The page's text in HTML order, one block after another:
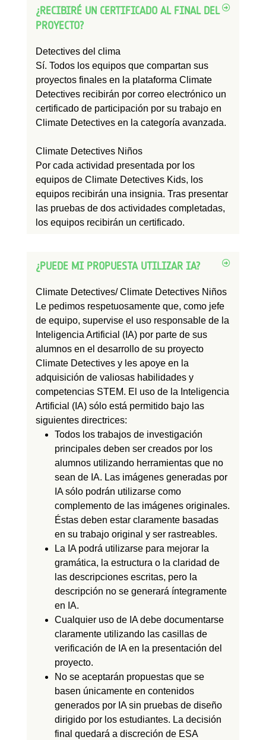
¿RECIBIRÉ UN CERTIFICADO AL FINAL DEL
PROYECTO?
Detectives del clima
Sí. Todos los equipos que compartan sus
proyectos finales en la plataforma Climate
Detectives recibirán por correo electrónico un
certificado de participación por su trabajo en
Climate Detectives en la categoría avanzada.
Climate Detectives Niños
Por cada actividad presentada por los
equipos de Climate Detectives Kids, los
equipos recibirán una insignia. Tras presentar
las pruebas de dos actividades completadas,
los equipos recibirán un certificado.
¿PUEDE MI PROPUESTA UTILIZAR IA?
Climate Detectives/ Climate Detectives Niños
Le pedimos respetuosamente que, como jefe
de equipo, supervise el uso responsable de la
Inteligencia Artificial (IA) por parte de sus
alumnos en el desarrollo de su proyecto
Climate Detectives y les apoye en la
adquisición de valiosas habilidades y
competencias STEM. El uso de la Inteligencia
Artificial (IA) sólo está permitido bajo las
siguientes directrices:
Todos los trabajos de investigación
principales deben ser creados por los
alumnos utilizando herramientas que no
sean de IA. Las imágenes generadas por
IA sólo podrán utilizarse como
complemento de las imágenes originales.
Éstas deben estar claramente basadas
en su trabajo original y ser rastreables.
La IA podrá utilizarse para mejorar la
gramática, la estructura o la claridad de
las descripciones escritas, pero la
descripción no se generará íntegramente
en IA.
Cualquier uso de IA debe documentarse
claramente utilizando las casillas de
verificación de IA en la presentación del
proyecto.
No se aceptarán propuestas que se
basen únicamente en contenidos
generados por IA sin pruebas de diseño
dirigido por los estudiantes. La decisión
final quedará a discreción de ESA